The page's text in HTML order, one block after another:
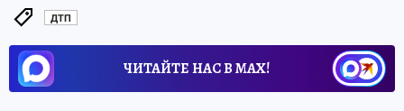
ДТП
ЧИТАЙТЕ НАС В МАХ!